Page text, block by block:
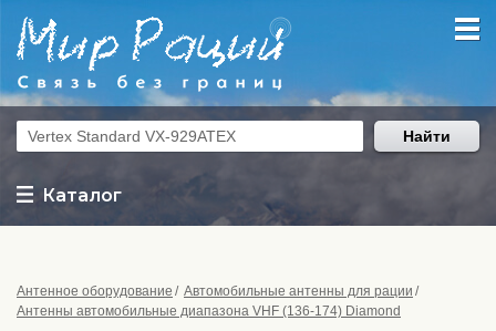
Каталог
Найти
Антенное оборудование
Автомобильные антенны для рации
Антенны автомобильные диапазона VHF (136-174) Diamond